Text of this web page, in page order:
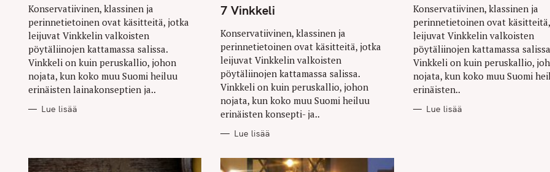
O
R
I
E
S
Konservatiivinen, klassinen ja
perinnetietoinen ovat käsitteitä, jotka
leijuvat Vinkkelin valkoisten
pöytäliinojen kattamassa salissa.
Vinkkeli on kuin peruskallio, johon
nojata, kun koko muu Suomi heiluu
erinäisten lainakonseptien ja..
Lue lisää
O
R
E
S
7 Vinkkeli
Konservatiivinen, klassinen ja
perinnetietoinen ovat käsitteitä, jotka
leijuvat Vinkkelin valkoisten
pöytäliinojen kattamassa salissa.
Vinkkeli on kuin peruskallio, johon
nojata, kun koko muu Suomi heiluu
erinäisten konsepti- ja..
Lue lisää
O
R
I
E
S
Konservatiivinen, klassinen ja
perinnetietoinen ovat
leijuvat Vinkkelin valkoisten
pöytäliinojen kattamassa
Vinkkeli on kuin peruskallio,
nojata, kun koko muu Suomi
erinäisten..
Lue lisää